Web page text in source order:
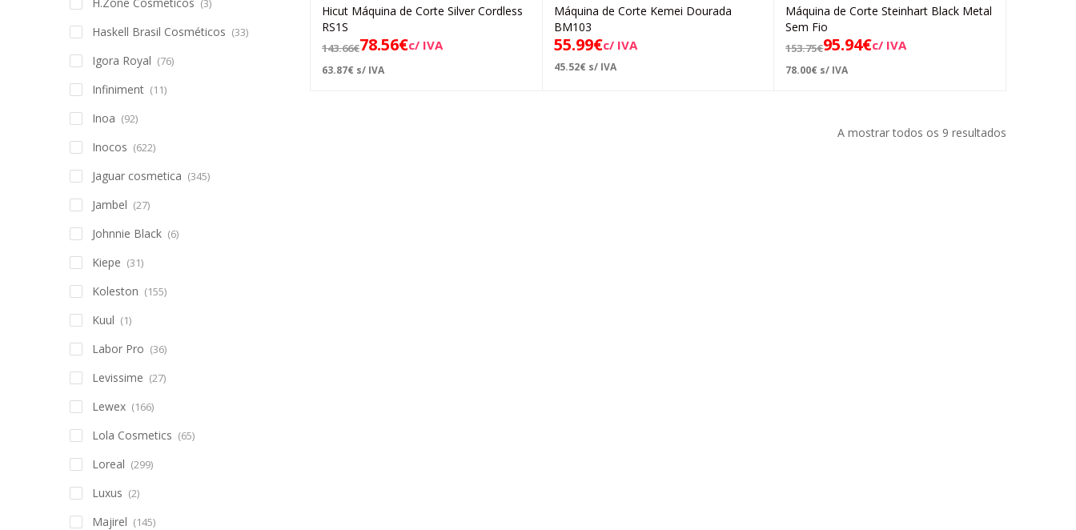
Adicionar
Hicut Máquina de Corte Silver Cordless
RS1S
143.66€78.56€c/ IVA
63.87€ s/ IVA
Adicionar
Máquina de Corte Kemei Dourada
BM103
55.99€c/ IVA
45.52€ s/ IVA
Adicionar
Máquina de Corte Steinhart Black Metal
Sem Fio
153.75€95.94€c/ IVA
78.00€ s/ IVA
A mostrar todos os 9 resultados
(3)
Haskell Brasil Cosméticos (33)
Igora Royal (76)
Infiniment (11)
Inoa (92)
Inocos (622)
Jaguar cosmetica (345)
Jambel (27)
Johnnie Black (6)
Kiepe (31)
Koleston (155)
Kuul (1)
Labor Pro (36)
Levissime (27)
Lewex (166)
Lola Cosmetics (65)
Loreal (299)
Luxus (2)
Majirel (145)